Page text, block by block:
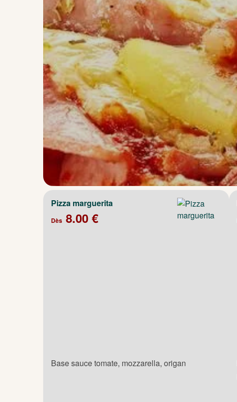
Pizza marguerita
Dès 8.00 €
Base sauce tomate, mozzarella, origan